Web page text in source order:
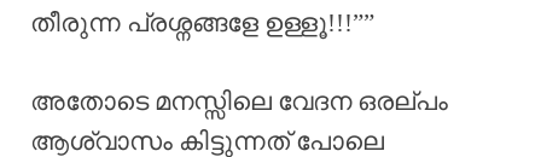
തീരുന്ന പ്രശ്നങ്ങളേ ഉള്ളൂ!!!””
അതോടെ മനസ്സിലെ വേദന ഒരല്പം
ആശ്വാസം കിട്ടുന്നത് പോലെ